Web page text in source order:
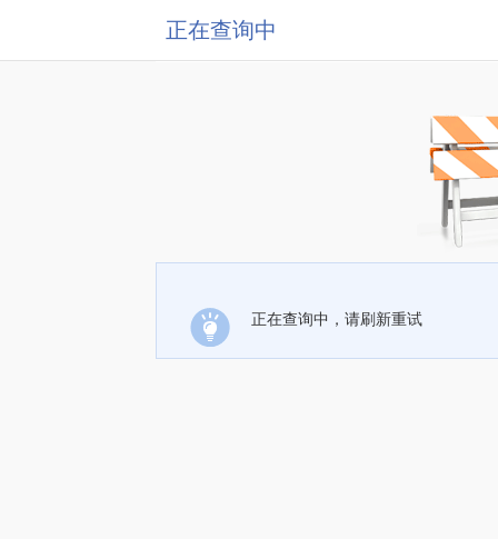
正在查询中
正在查询中，请刷新重试